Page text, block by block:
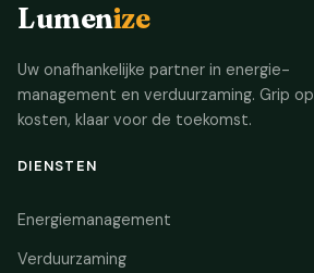
Lumenize
Uw onafhankelijke partner in energie-
management en verduurzaming. Grip op
kosten, klaar voor de toekomst.
DIENSTEN
Energiemanagement
Verduurzaming